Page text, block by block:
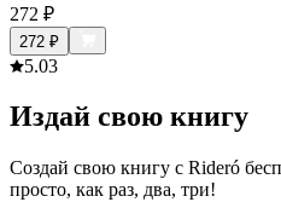
272 ₽
272 ₽
5.03
Издай свою книгу
Создай свою книгу с Rideró
просто, как раз, два, три!